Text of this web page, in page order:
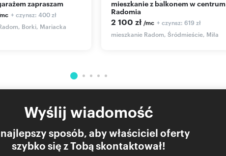
zapraszam
+ czynsz: 400 zł
Borki, Mariacka
mieszkanie z balkonem w centrum
Radomia
2 100 zł /mc + czynsz: 619 zł
mieszkanie Radom, Śródmieście, Miła
Wyślij wiadomość
sposób, aby właściciel oferty
szybko się z Tobą skontaktował!